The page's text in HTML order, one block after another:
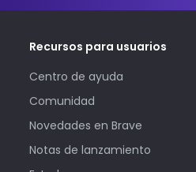
Recursos para usuarios
Centro de ayuda
Comunidad
Novedades en Brave
Notas de lanzamiento